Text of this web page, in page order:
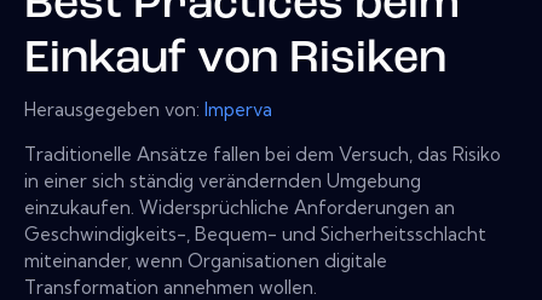
Einkauf von Risiken
Herausgegeben von: Imperva
Traditionelle Ansätze fallen bei dem Versuch, das Risiko
in einer sich ständig verändernden Umgebung
einzukaufen. Widersprüchliche Anforderungen an
Geschwindigkeits-, Bequem- und Sicherheitsschlacht
miteinander, wenn Organisationen digitale
Transformation annehmen wollen.